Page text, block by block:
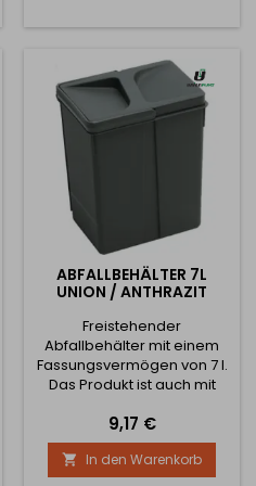
ABFALLBEHÄLTER 7L
UNION / ANTHRAZIT
Freistehender
Abfallbehälter mit einem
Fassungsvermögen von 7 l.
Das Produkt ist auch mit
für freistehende oder in
einer Schublade.
Preis
9,17 €
 In den Warenkorb